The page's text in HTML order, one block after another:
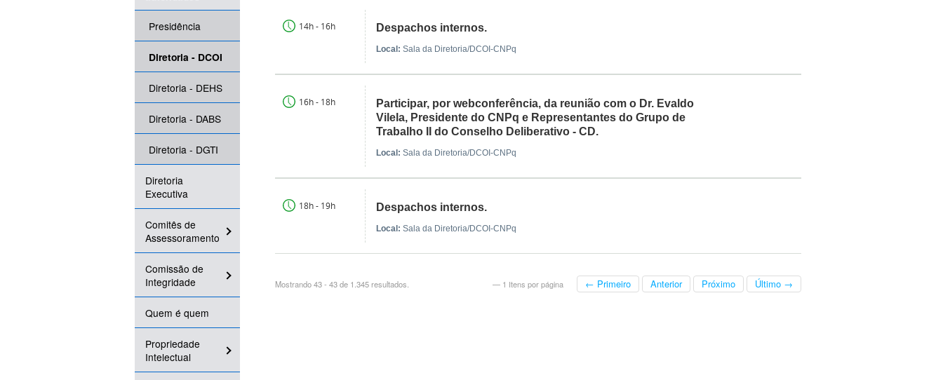
Presidência
Diretoria - DCOI
Diretoria - DEHS
Diretoria - DABS
Diretoria - DGTI
Diretoria
Executiva
Comitês de
Assessoramento
Comissão de
Integridade
Quem é quem
Propriedade
Intelectual
14h - 16h Despachos internos.
Local:Sala da Diretoria/DCOI-CNPq
16h - 18h
Participar, por webconferência, da reunião com o Dr. Evaldo
Vilela, Presidente do CNPq e Representantes do Grupo de
Trabalho II do Conselho Deliberativo - CD.
Local:Sala da Diretoria/DCOI-CNPq
18h - 19h Despachos internos.
Local:Sala da Diretoria/DCOI-CNPq
— 1 Itens por página
Mostrando 43 - 43 de 1.345 resultados. ← Primeiro Anterior Próximo Último →